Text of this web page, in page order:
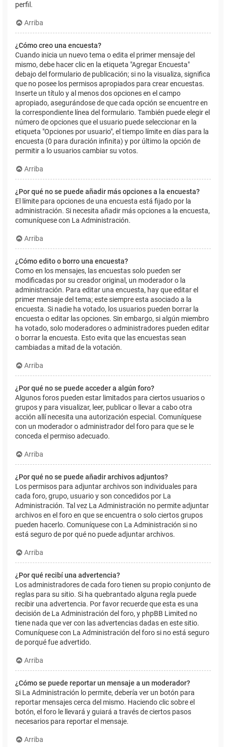
perfil.
Arriba
¿Cómo creo una encuesta?
Cuando inicia un nuevo tema o edita el primer mensaje del
mismo, debe hacer clic en la etiqueta "Agregar Encuesta"
debajo del formulario de publicación; si no la visualiza, significa
que no posee los permisos apropiados para crear encuestas.
Inserte un título y al menos dos opciones en el campo
apropiado, asegurándose de que cada opción se encuentre en
la correspondiente línea del formulario. También puede elegir el
número de opciones que el usuario puede seleccionar en la
etiqueta "Opciones por usuario", el tiempo límite en días para la
encuesta (0 para duración infinita) y por último la opción de
permitir a lo usuarios cambiar su votos.
Arriba
¿Por qué no se puede añadir más opciones a la encuesta?
El límite para opciones de una encuesta está fijado por la
administración. Si necesita añadir más opciones a la encuesta,
comuníquese con La Administración.
Arriba
¿Cómo edito o borro una encuesta?
Como en los mensajes, las encuestas solo pueden ser
modificadas por su creador original, un moderador o la
administración. Para editar una encuesta, hay que editar el
primer mensaje del tema; este siempre esta asociado a la
encuesta. Si nadie ha votado, los usuarios pueden borrar la
encuesta o editar las opciones. Sin embargo, si algún miembro
ha votado, solo moderadores o administradores pueden editar
o borrar la encuesta. Esto evita que las encuestas sean
cambiadas a mitad de la votación.
Arriba
¿Por qué no se puede acceder a algún foro?
Algunos foros pueden estar limitados para ciertos usuarios o
grupos y para visualizar, leer, publicar o llevar a cabo otra
acción allí necesita una autorización especial. Comuníquese
con un moderador o administrador del foro para que se le
conceda el permiso adecuado.
Arriba
¿Por qué no se puede añadir archivos adjuntos?
Los permisos para adjuntar archivos son individuales para
cada foro, grupo, usuario y son concedidos por La
Administración. Tal vez La Administración no permite adjuntar
archivos en el foro en que se encuentra o solo ciertos grupos
pueden hacerlo. Comuníquese con La Administración si no
está seguro de por qué no puede adjuntar archivos.
Arriba
¿Por qué recibí una advertencia?
Los administradores de cada foro tienen su propio conjunto de
reglas para su sitio. Si ha quebrantado alguna regla puede
recibir una advertencia. Por favor recuerde que esta es una
decisión de La Administración del foro, y phpBB Limited no
tiene nada que ver con las advertencias dadas en este sitio.
Comuníquese con La Administración del foro si no está seguro
de porqué fue advertido.
Arriba
¿Cómo se puede reportar un mensaje a un moderador?
Si La Administración lo permite, debería ver un botón para
reportar mensajes cerca del mismo. Haciendo clic sobre el
botón, el foro le llevará y guiará a través de ciertos pasos
necesarios para reportar el mensaje.
Arriba